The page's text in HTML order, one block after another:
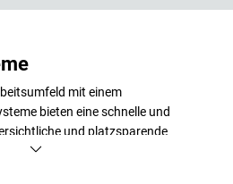
mit einem
bieten eine schnelle und
und platzsparende
Arbeitsmaterialien und Kleinteilen.